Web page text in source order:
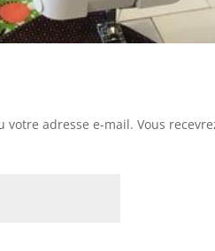
adresse e-mail. Vous